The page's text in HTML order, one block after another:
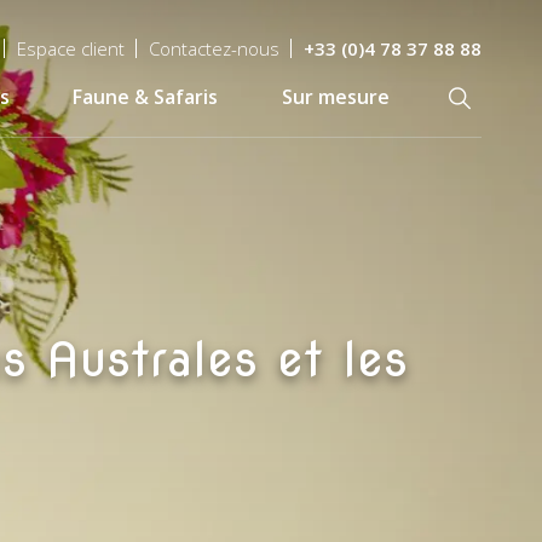
Espace client Contactez-nous +33 (0)4 78 37 88 88
Faune & Safaris Sur mesure
Australes et les